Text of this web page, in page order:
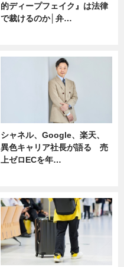
的ディープフェイク』は法律
で裁けるのか│弁…
シャネル、Google、楽天、
異色キャリア社長が語る 売
上ゼロECを年…